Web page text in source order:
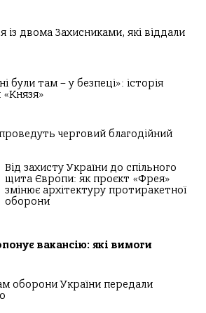
із двома Захисниками, які віддали
були там – у безпеці»: історія
«Князя»
черговий благодійний
Від захисту України до спільного
щита Європи: як проєкт «Фрея»
змінює архітектуру протиракетної
оборони
вакансію: які вимоги
оборони України передали